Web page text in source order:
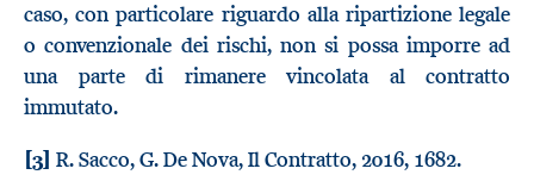
caso, con particolare riguardo alla ripartizione legale
o convenzionale dei rischi, non si possa imporre ad
una parte di rimanere vincolata al contratto
immutato.
[3] R. Sacco, G. De Nova, Il Contratto, 2016, 1682.